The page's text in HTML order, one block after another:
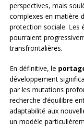
perspectives, mais
complexes en matière
protection sociale. Les
pourraient
transfrontalières.
En définitive, le
développement
par les mutations
recherche d’équilibre
adaptabilité aux
un modèle